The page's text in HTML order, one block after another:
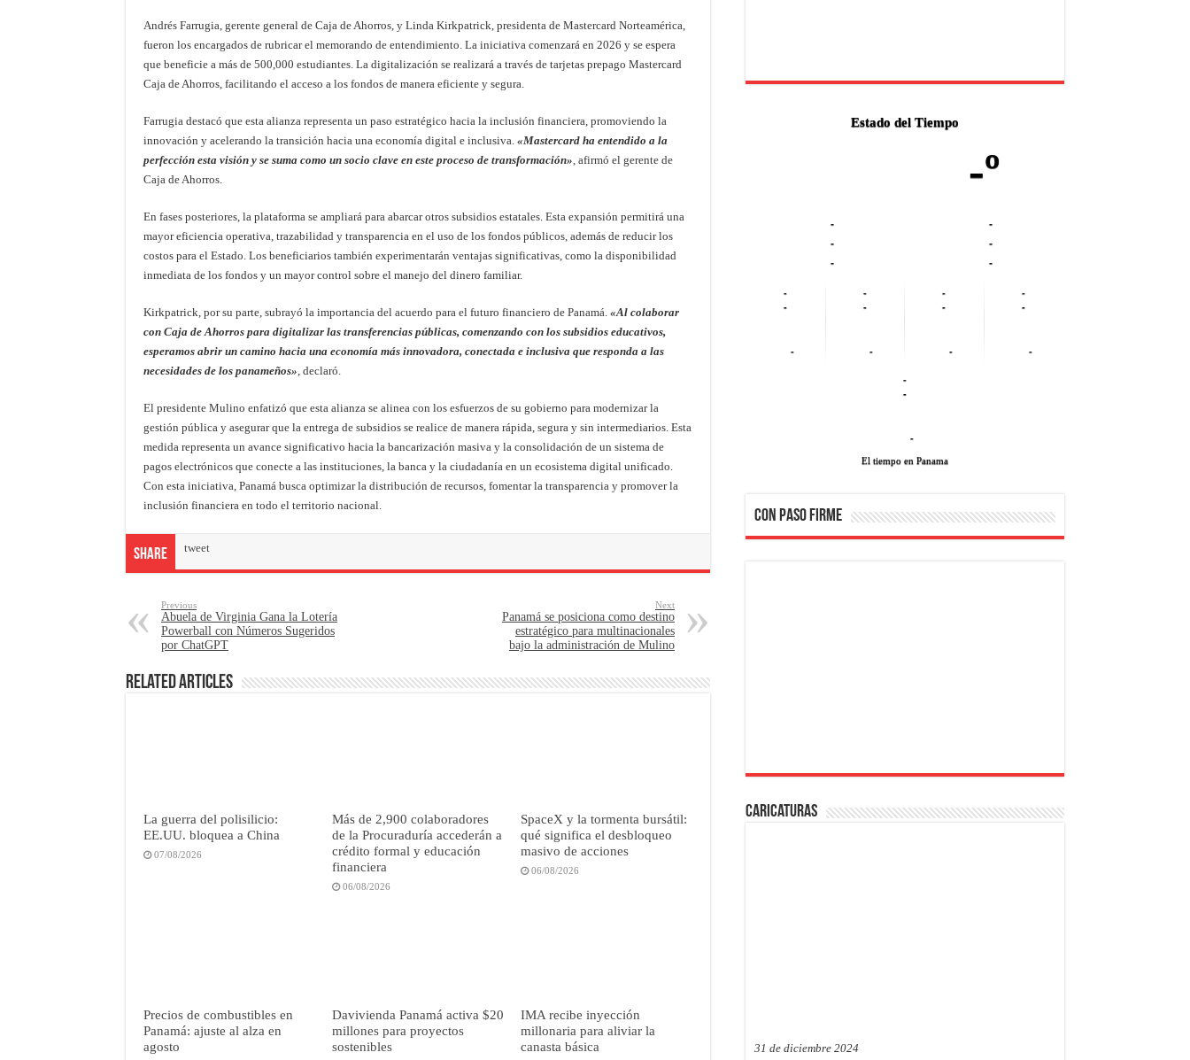
Andrés Farrugia, gerente general de Caja de Ahorros, y Linda Kirkpatrick, presidenta de Mastercard Norteamérica,
fueron los encargados de rubricar el memorando de entendimiento. La iniciativa comenzará en 2026 y se espera
que beneficie a más de 500,000 estudiantes. La digitalización se realizará a través de tarjetas prepago Mastercard
Caja de Ahorros, facilitando el acceso a los fondos de manera eficiente y segura.
Farrugia destacó que esta alianza representa un paso estratégico hacia la inclusión financiera, promoviendo la
innovación y acelerando la transición hacia una economía digital e inclusiva. «Mastercard ha entendido a la
perfección esta visión y se suma como un socio clave en este proceso de transformación» , afirmó el gerente de
Caja de Ahorros.
En fases posteriores, la plataforma se ampliará para abarcar otros subsidios estatales. Esta expansión permitirá una
mayor eficiencia operativa, trazabilidad y transparencia en el uso de los fondos públicos, además de reducir los
costos para el Estado. Los beneficiarios también experimentarán ventajas significativas, como la disponibilidad
inmediata de los fondos y un mayor control sobre el manejo del dinero familiar.
Kirkpatrick, por su parte, subrayó la importancia del acuerdo para el futuro financiero de Panamá. «Al colaborar
con Caja de Ahorros para digitalizar las transferencias públicas, comenzando con los subsidios educativos,
esperamos abrir un camino hacia una economía más innovadora, conectada e inclusiva que responda a las
necesidades de los panameños» , declaró.
El presidente Mulino enfatizó que esta alianza se alinea con los esfuerzos de su gobierno para modernizar la
gestión pública y asegurar que la entrega de subsidios se realice de manera rápida, segura y sin intermediarios. Esta
medida representa un avance significativo hacia la bancarización masiva y la consolidación de un sistema de
pagos electrónicos que conecte a las instituciones, la banca y la ciudadanía en un ecosistema digital unificado.
Con esta iniciativa, Panamá busca optimizar la distribución de recursos, fomentar la transparencia y promover la
inclusión financiera en todo el territorio nacional.
Share tweet
Previous
Abuela de Virginia Gana la Lotería
Powerball con Números Sugeridos
por ChatGPT
Next
Panamá se posiciona como destino
estratégico para multinacionales
bajo la administración de Mulino
Related Articles
La guerra del polisilicio:
EE.UU. bloquea a China
07/08/2026
Más de 2,900 colaboradores
de la Procuraduría accederán a
crédito formal y educación
financiera
06/08/2026
SpaceX y la tormenta bursátil:
qué significa el desbloqueo
masivo de acciones
06/08/2026
Precios de combustibles en
Panamá: ajuste al alza en
agosto
Davivienda Panamá activa $20
millones para proyectos
sostenibles
IMA recibe inyección
millonaria para aliviar la
canasta básica
Estado del Tiempo
-º
-
-
-
-
-
-
-
-
-
-
-
-
-
-
-
-
-
-
-
-
-
El tiempo en Panama
CON PASO FIRME
Caricaturas
31 de diciembre 2024